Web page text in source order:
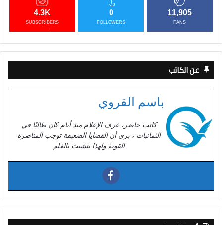
11,905
FANS
0
FOLLOWERS
4.3K
SUBSCRIBERS
عن الكاتب
باسم القروي
كاتب حاضر، عرف الإعلام منذ أيام كان طالبًا في
الثمانيات ، يرى أن القضايا الضعيفة توجب المناصرة
القوية ولهذا يتشبث بالقلم